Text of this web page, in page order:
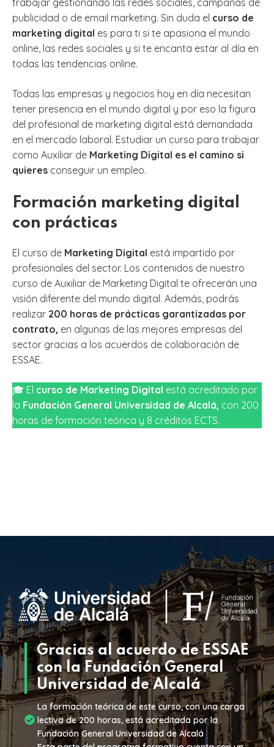
publicidad o de email marketing. Sin duda el curso de
marketing digital es para ti si te apasiona el mundo
online, las redes sociales y si te encanta estar al día en
todas las tendencias online.
Todas las empresas y negocios hoy en día necesitan
tener presencia en el mundo digital y por eso la figura
del profesional de marketing digital está demandada
en el mercado laboral. Estudiar un curso para trabajar
como Auxiliar de Marketing Digital es el camino si
quieres conseguir un empleo.
Formación marketing digital
con prácticas
El curso de Marketing Digital está impartido por
profesionales del sector. Los contenidos de nuestro
curso de Auxiliar de Marketing Digital te ofrecerán una
visión diferente del mundo digital. Además, podrás
realizar 200 horas de prácticas garantizadas por
contrato, en algunas de las mejores empresas del
sector gracias a los acuerdos de colaboración de
ESSAE.
🎓 El curso de Marketing Digital está acreditado por
la Fundación General Universidad de Alcalá, con 200
horas de formación teórica y 8 créditos ECTS.
Gracias al acuerdo de ESSAE
con laFundación General
Universidad de Alcalá
La formación teórica de este curso, con una carga
lectiva de 200 horas, está acreditada por la
Fundación General Universidad de Alcalá